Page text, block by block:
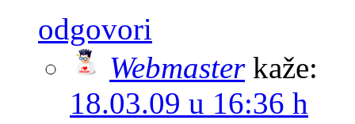
odgovori
Webmaster kaže:
18.03.09 u 16:36 h